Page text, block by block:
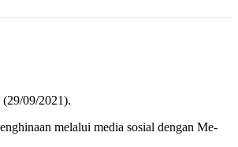
09/2021).
melalui media sosial dengan Me-